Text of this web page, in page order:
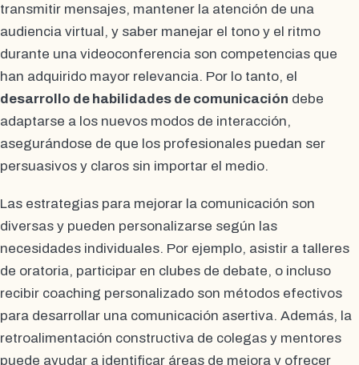
transmitir mensajes, mantener la atención de una
audiencia virtual, y saber manejar el tono y el ritmo
durante una videoconferencia son competencias que
han adquirido mayor relevancia. Por lo tanto, el
desarrollo de habilidades de comunicación debe
adaptarse a los nuevos modos de interacción,
asegurándose de que los profesionales puedan ser
persuasivos y claros sin importar el medio.
Las estrategias para mejorar la comunicación son
diversas y pueden personalizarse según las
necesidades individuales. Por ejemplo, asistir a talleres
de oratoria, participar en clubes de debate, o incluso
recibir coaching personalizado son métodos efectivos
para desarrollar una comunicación asertiva. Además, la
retroalimentación constructiva de colegas y mentores
puede ayudar a identificar áreas de mejora y ofrecer